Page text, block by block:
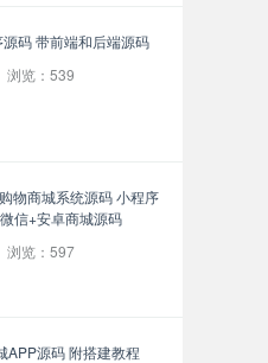
码 带前端和后端源码
览：539
物商城系统源码 小程序
信+安卓商城源码
览：597
APP源码 附搭建教程